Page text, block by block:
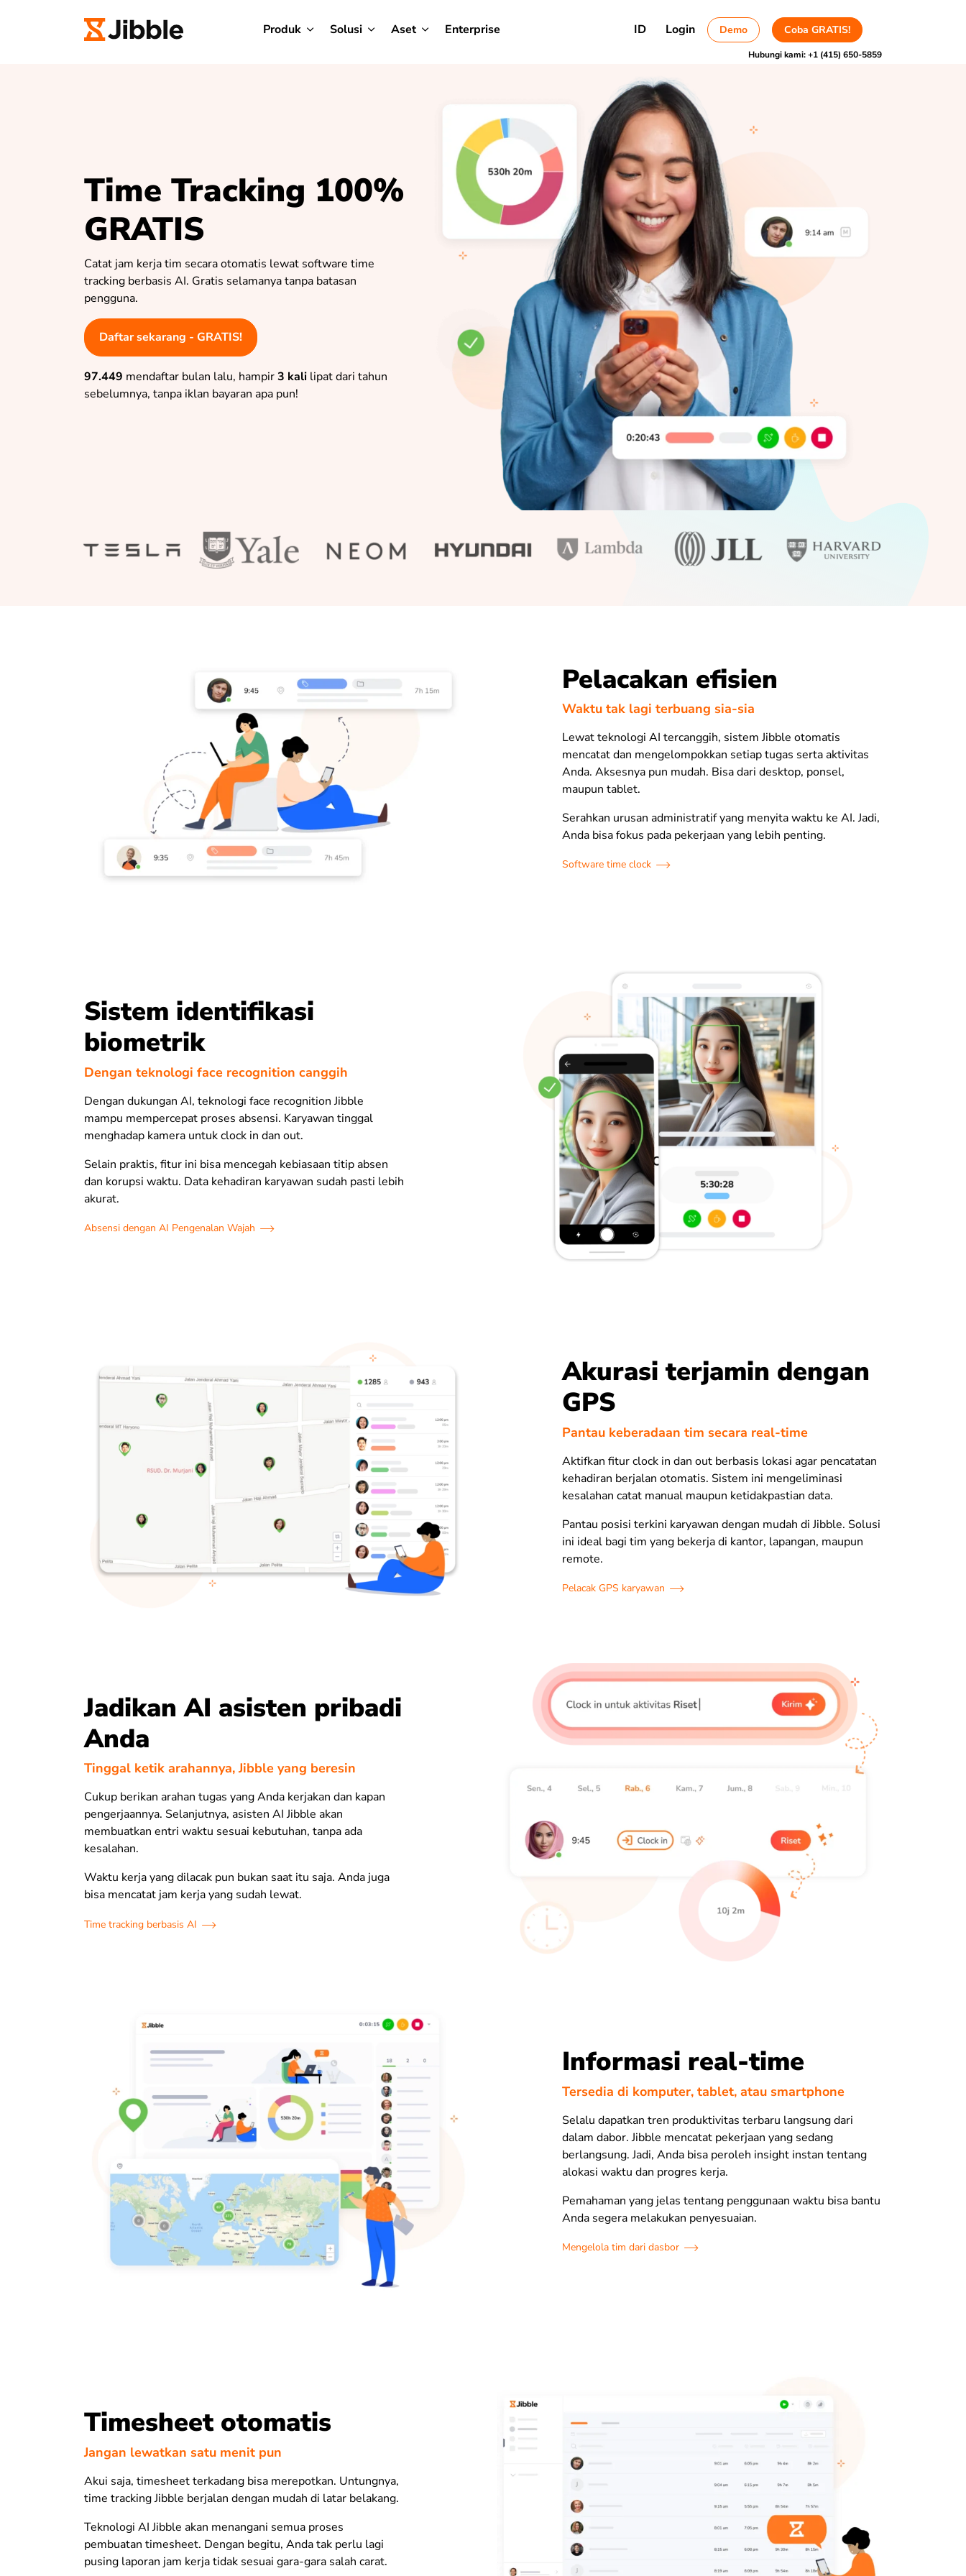
Produk Solusi Aset Enterprise ID Login Demo Coba GRATIS!
Hubungi kami:+1 (415) 650-5859
Time Tracking 100%
GRATIS
Catat jam kerja tim secara otomatis lewat software time
tracking berbasis AI. Gratis selamanya tanpa batasan
pengguna.
Daftar sekarang - GRATIS!
97.449 mendaftar bulan lalu, hampir3 kali lipat dari tahun
sebelumnya, tanpa iklan bayaran apa pun!
Pelacakan efisien
Waktu tak lagi terbuang sia-sia
Lewat teknologi AI tercanggih, sistem Jibble otomatis
mencatat dan mengelompokkan setiap tugas serta aktivitas
Anda. Aksesnya pun mudah. Bisa dari desktop, ponsel,
maupun tablet.
Serahkan urusan administratif yang menyita waktu ke AI. Jadi,
Anda bisa fokus pada pekerjaan yang lebih penting.
Software time clock
Sistem identifikasi
biometrik
Dengan teknologi face recognition canggih
Dengan dukungan AI, teknologi face recognition Jibble
mampu mempercepat proses absensi. Karyawan tinggal
menghadap kamera untuk clock in dan out.
Selain praktis, fitur ini bisa mencegah kebiasaan titip absen
dan korupsi waktu. Data kehadiran karyawan sudah pasti lebih
akurat.
Absensi dengan AI Pengenalan Wajah
Akurasi terjamin dengan
GPS
Pantau keberadaan tim secara real-time
Aktifkan fitur clock in dan out berbasis lokasi agar pencatatan
kehadiran berjalan otomatis. Sistem ini mengeliminasi
kesalahan catat manual maupun ketidakpastian data.
Pantau posisi terkini karyawan dengan mudah di Jibble. Solusi
ini ideal bagi tim yang bekerja di kantor, lapangan, maupun
remote.
Pelacak GPS karyawan
Jadikan AI asisten pribadi
Anda
Tinggal ketik arahannya, Jibble yang beresin
Cukup berikan arahan tugas yang Anda kerjakan dan kapan
pengerjaannya. Selanjutnya, asisten AI Jibble akan
membuatkan entri waktu sesuai kebutuhan, tanpa ada
kesalahan.
Waktu kerja yang dilacak pun bukan saat itu saja. Anda juga
bisa mencatat jam kerja yang sudah lewat.
Time tracking berbasis AI
Informasi real-time
Tersedia di komputer, tablet, atau smartphone
Selalu dapatkan tren produktivitas terbaru langsung dari
dalam dabor.Jibble mencatat pekerjaan yang sedang
berlangsung. Jadi, Anda bisa peroleh insight instan tentang
alokasi waktu dan progres kerja.
Pemahaman yang jelas tentang penggunaan waktu bisa bantu
Anda segera melakukan penyesuaian.
Mengelola tim dari dasbor
Timesheet otomatis
Jangan lewatkan satu menit pun
Akui saja, timesheetterkadang bisa merepotkan. Untungnya,
time tracking Jibble berjalan dengan mudah di latar belakang.
Teknologi AI Jibble akan menangani semua proses
pembuatan timesheet. Dengan begitu, Anda tak perlu lagi
pusing laporan jam kerja tidak sesuai gara-gara salah carat.